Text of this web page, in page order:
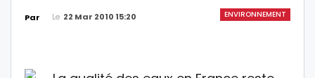
ENVIRONNEMENT
Par Le 22 Mar 2010 15:20